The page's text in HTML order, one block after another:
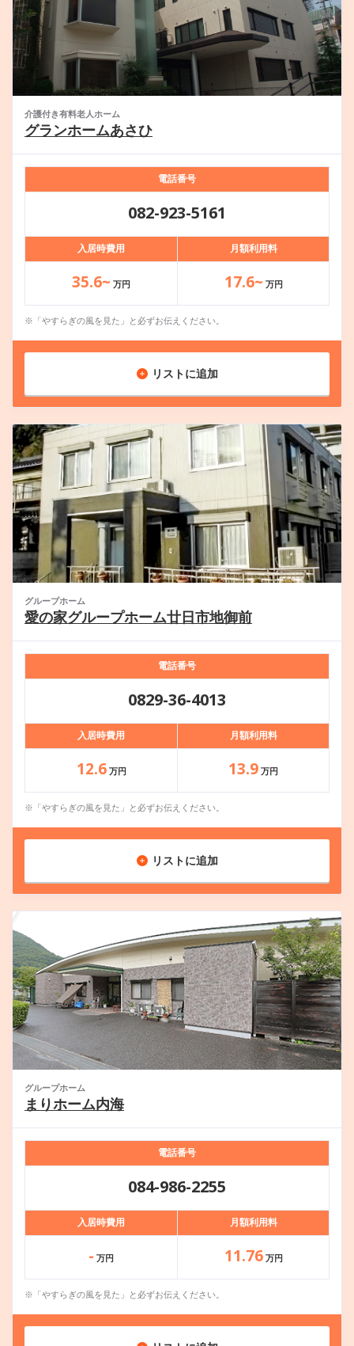
介護付き有料老人ホーム
グランホームあさひ
電話番号
082-923-5161
入居時費用 月額利用料
35.6~ 万円 17.6~ 万円
※「やすらぎの風を見た」と必ずお伝えください。
リストに追加
グループホーム
愛の家グループホーム廿日市地御前
電話番号
0829-36-4013
入居時費用 月額利用料
12.6 万円 13.9 万円
※「やすらぎの風を見た」と必ずお伝えください。
リストに追加
グループホーム
まりホーム内海
電話番号
084-986-2255
入居時費用 月額利用料
- 万円 11.76 万円
※「やすらぎの風を見た」と必ずお伝えください。